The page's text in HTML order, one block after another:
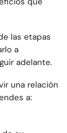
las etapas
a
adelante.
una relación
a: